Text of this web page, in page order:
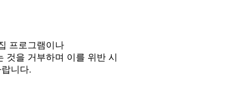
프로그램이나
것을 거부하며 이를 위반 시
니다.